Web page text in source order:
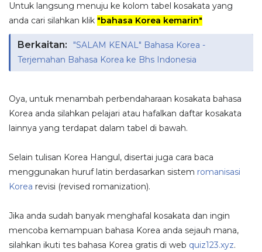
Untuk langsung menuju ke kolom tabel kosakata yang
anda cari silahkan klik "bahasa Korea kemarin"
Berkaitan:
"SALAM KENAL" Bahasa Korea -
Terjemahan Bahasa Korea ke Bhs Indonesia
Oya, untuk menambah perbendaharaan kosakata bahasa
Korea anda silahkan pelajari atau hafalkan daftar kosakata
lainnya yang terdapat dalam tabel di bawah.
Selain tulisan Korea Hangul, disertai juga cara baca
menggunakan huruf latin berdasarkan sistem romanisasi
Korea revisi (revised romanization).
Jika anda sudah banyak menghafal kosakata dan ingin
mencoba kemampuan bahasa Korea anda sejauh mana,
silahkan ikuti tes bahasa Korea gratis di web quiz123.xyz.